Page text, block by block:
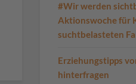
#Wir werden
Aktionswoche für
suchtbelasteten
Erziehungstipps
hinterfragen